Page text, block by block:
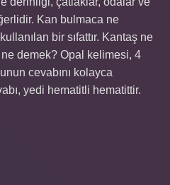
Kan bulmaca ne
bir sıfattır. Kantaş ne
ne demek? Opal kelimesi, 4
cevabını kolayca
yedi hematitli hematittir.